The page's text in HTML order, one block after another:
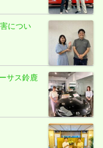
につい
サス鈴鹿